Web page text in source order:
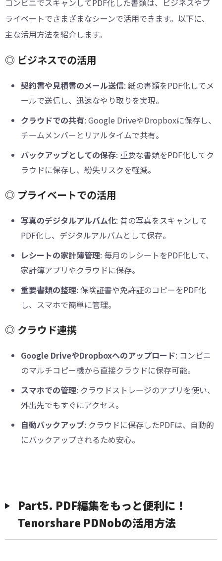
コンビニでスキャンしてPDF化した書類は、ビジネスやプ
ライベートでさまざまなシーンで活用できます。以下に、
主な活用方法を紹介します。
◎ ビジネスでの活用
契約書や見積書のメール送信: 紙の書類をPDF化してメ
ールで送信し、迅速なやり取りを実現。
クラウドでの共有: Google DriveやDropboxに保存し、
チームメンバーとリアルタイムで共有。
バックアップとしての保存: 重要な書類をPDF化してク
ラウドに保存し、紛失リスクを軽減。
◎ プライベートでの活用
写真のデジタルアルバム化: 昔の写真をスキャンして
PDF化し、デジタルアルバムとして保存。
レシートの家計簿管理: 毎月のレシートをPDF化して、
家計簿アプリやクラウドに保存。
重要書類の整理: 保険証書や免許証のコピーをPDF化
し、スマホで簡単に管理。
◎ クラウド連携
Google DriveやDropboxへのアップロード: コンビニ
のマルチコピー機から直接クラウドに保存可能。
スマホでの管理: クラウドストレージのアプリを使い、
外出先でもすぐにアクセス。
自動バックアップ: クラウドに保存したPDFは、自動的
にバックアップされるため安心。
︎Part5. PDF編集をもっと便利に！
Tenorshare PDNobの活用方法